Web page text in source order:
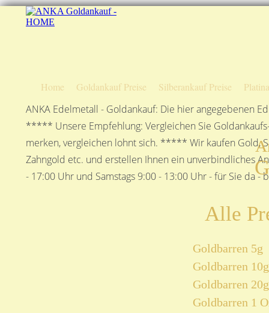
Home Goldankauf Preise Silberankauf Preise
ANKA Edelmetall - Goldankauf: Die hier angegebenen
***** Unsere Empfehlung: Vergleichen Sie
merken, vergleichen lohnt sich. ***** Wir kaufen Gold,
Zahngold etc. und erstellen Ihnen ein unverbindliches
- 17:00 Uhr und Samstags 9:00 - 13:00 Uhr - für Sie
Alle
Goldbarren 5g
Goldbarren 10g
Goldbarren 20g
Goldbarren 1